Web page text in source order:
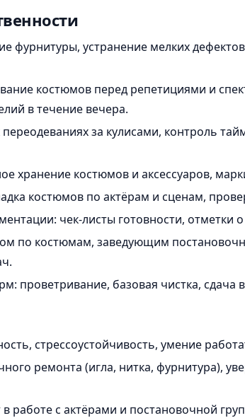
фурнитуры, устранение мелких
костюмов перед репетициями и
в течение вечера.
за кулисами, контроль
хранение костюмов и аксессуаров,
костюмов по актёрам и сценам,
чек-листы готовности, отметки
по костюмам, заведующим
проветривание, базовая чистка, сдача
стрессоустойчивость, умение
ремонта (игла, нитка, фурнитура),
работе с актёрами и постановочной